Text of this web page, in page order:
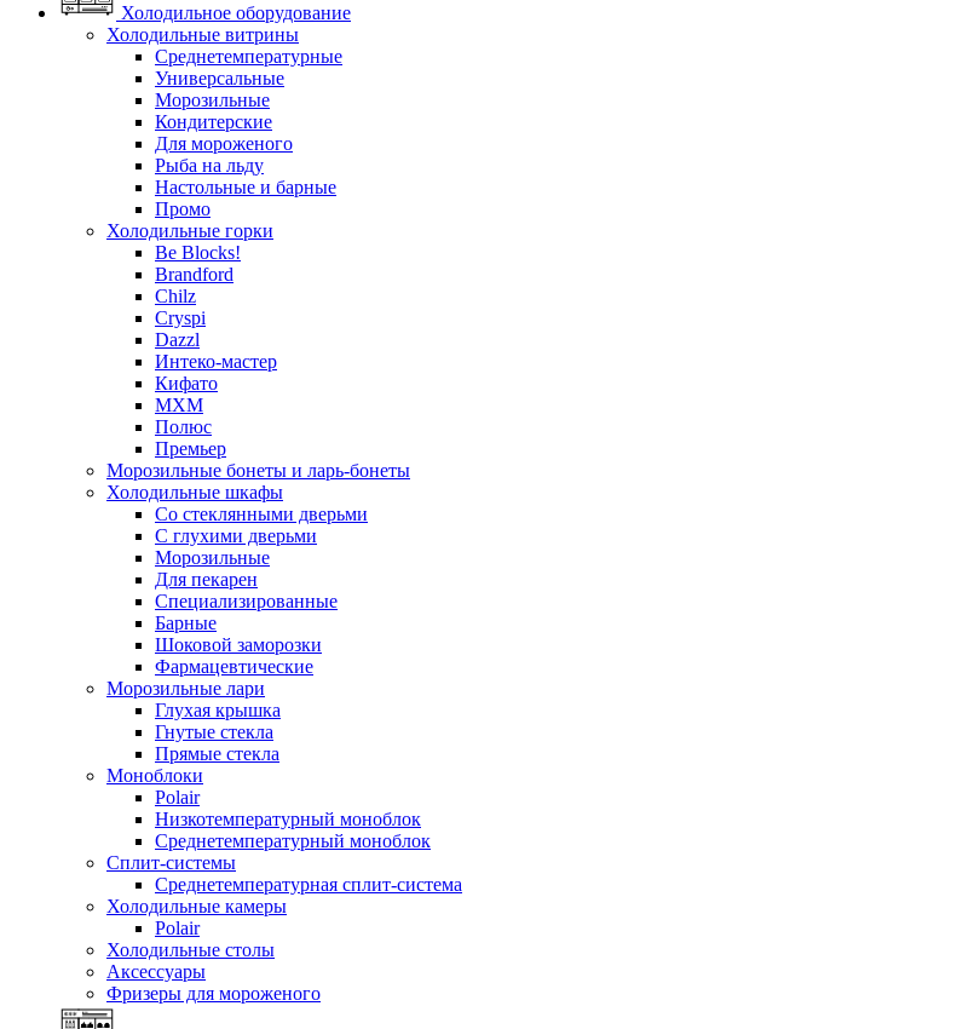
Холодильное оборудование
Холодильные витрины
Среднетемпературные
Универсальные
Морозильные
Кондитерские
Для мороженого
Рыба на льду
Настольные и барные
Промо
Холодильные горки
Be Blocks!
Brandford
Chilz
Cryspi
Dazzl
Интеко-мастер
Кифато
МХМ
Полюс
Премьер
Морозильные бонеты и ларь-бонеты
Холодильные шкафы
Со стеклянными дверьми
С глухими дверьми
Морозильные
Для пекарен
Специализированные
Барные
Шоковой заморозки
Фармацевтические
Морозильные лари
Глухая крышка
Гнутые стекла
Прямые стекла
Моноблоки
Polair
Низкотемпературный моноблок
Среднетемпературный моноблок
Сплит-системы
Среднетемпературная сплит-система
Холодильные камеры
Polair
Холодильные столы
Аксессуары
Фризеры для мороженого